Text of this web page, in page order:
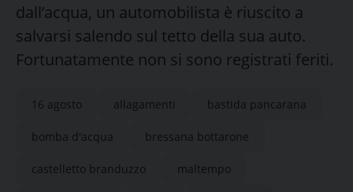
dall’acqua, un automobilista è riuscito a
salvarsi salendo sul tetto della sua auto.
Fortunatamente non si sono registrati feriti.
16 agosto allagamenti bastida pancarana
bomba d'acqua bressana bottarone
castelletto branduzzo maltempo